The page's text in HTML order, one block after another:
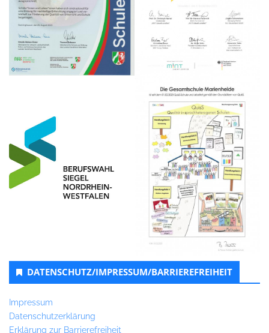
DATENSCHUTZ/IMPRESSUM/BARRIEREFREIHEIT
Impressum
Datenschutzerklärung
Erklärung zur Barrierefreiheit